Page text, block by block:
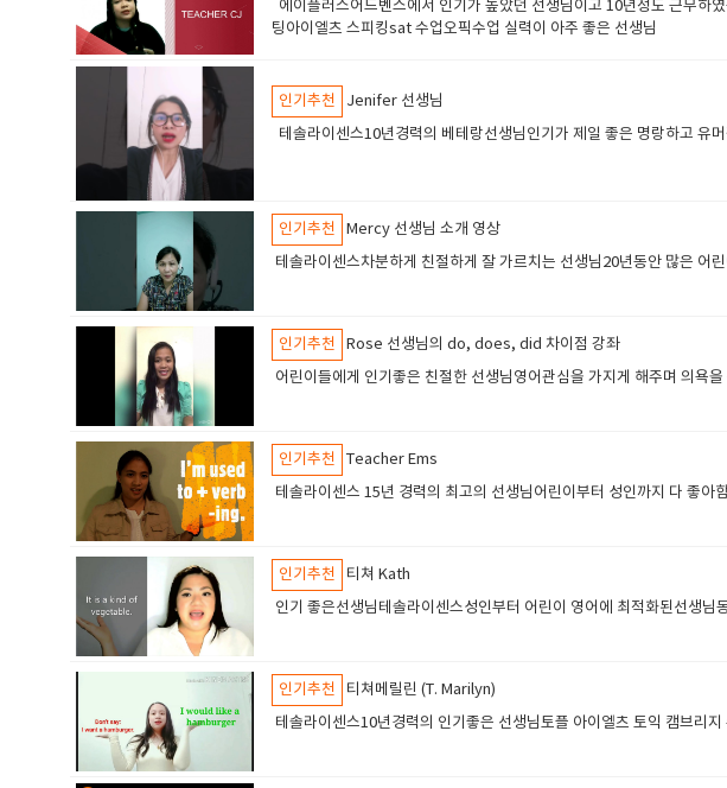
에이플러스어드벤스에서 인기가 높았던 선생님이고 10년정도 근무하
팅아이엘츠 스피킹sat 수업오픽수업 실력이 아주 좋은 선생님
인기추천
Jenifer 선생님
테솔라이센스10년경력의 베테랑선생님인기가 제일 좋은 명랑하고 유
인기추천
Mercy 선생님 소개 영상
테솔라이센스차분하게 친절하게 잘 가르치는 선생님20년동안 많은 어
인기추천
Rose 선생님의 do, does, did 차이점 강좌
어린이들에게 인기좋은 친절한 선생님영어관심을 가지게 해주며 의욕
인기추천
Teacher Ems
테솔라이센스 15년 경력의 최고의 선생님어린이부터 성인까지 다 좋
인기추천
티쳐 Kath
인기 좋은선생님테솔라이센스성인부터 어린이 영어에 최적화된선생
인기추천
티쳐메릴린 (T. Marilyn)
테솔라이센스10년경력의 인기좋은 선생님토플 아이엘츠 토익 캠브리